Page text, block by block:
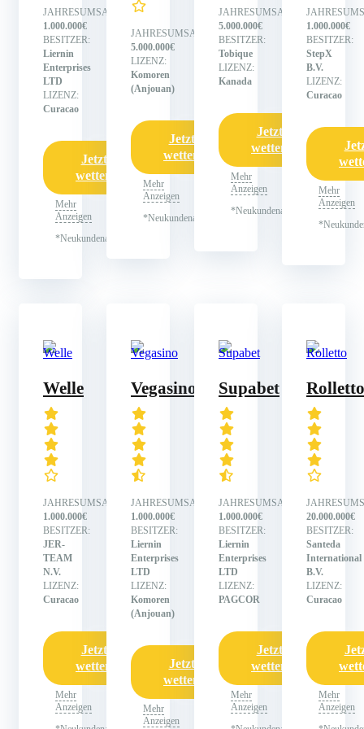
JAHRESUMSATZ:
1.000.000€
BESITZER:
Liernin
Enterprises
LTD
LIZENZ:
Curacao
Jetzt
wetten
Mehr
Anzeigen
*Neukundenangebot
JAHRESUMSATZ:
5.000.000€
LIZENZ:
Komoren
(Anjouan)
Jetzt
wetten
Mehr
Anzeigen
*Neukundenangebot
JAHRESUMSATZ:
5.000.000€
BESITZER:
Tobique
LIZENZ:
Kanada
Jetzt
wetten
Mehr
Anzeigen
*Neukundenangebot
1.000.000€
BESITZER:
StepX
B.V.
LIZENZ:
Curacao
Mehr
Anzeigen
Welle
JAHRESUMSATZ:
1.000.000€
BESITZER:
JER-
TEAM
N.V.
LIZENZ:
Curacao
Jetzt
wetten
Mehr
Anzeigen
Vegasino
JAHRESUMSATZ:
1.000.000€
BESITZER:
Liernin
Enterprises
LTD
LIZENZ:
Komoren
(Anjouan)
Jetzt
wetten
Mehr
Anzeigen
Supabet
JAHRESUMSATZ:
1.000.000€
BESITZER:
Liernin
Enterprises
LTD
LIZENZ:
PAGCOR
Jetzt
wetten
Mehr
Anzeigen
Rolletto
20.000.000€
BESITZER:
Santeda
International
B.V.
LIZENZ:
Curacao
Mehr
Anzeigen